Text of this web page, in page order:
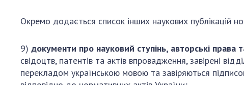
Окремо додається список інших наукових публікацій
9) документи про науковий ступінь, авторські права
свідоцтв, патентів та актів впровадження, завірені
перекладом українською мовою та завіряються